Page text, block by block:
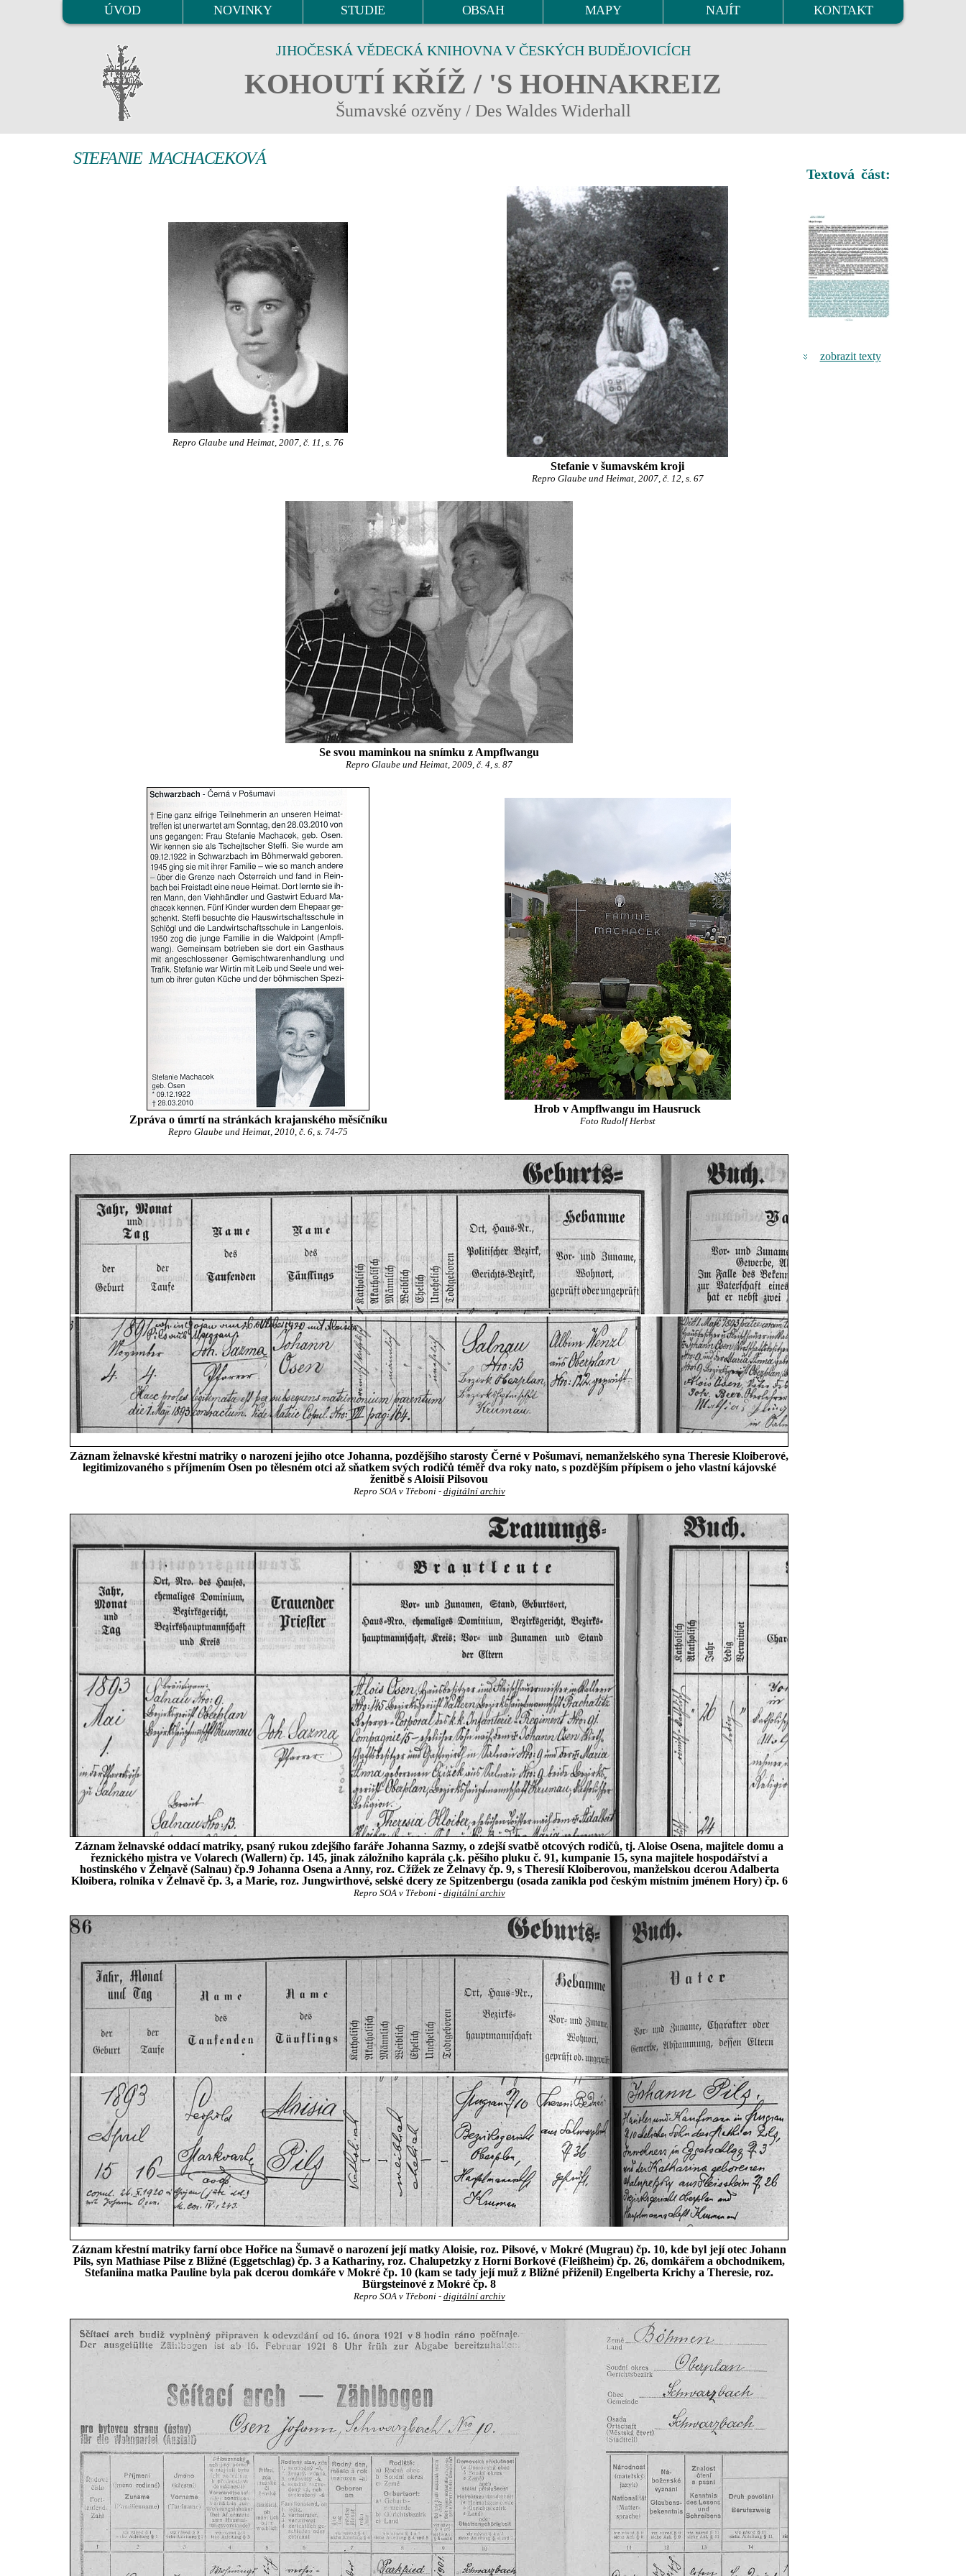
ÚVOD NOVINKY STUDIE OBSAH MAPY NAJÍT KONTAKT
JIHOČESKÁ VĚDECKÁ KNIHOVNA V ČESKÝCH BUDĚJOVICÍCH
KOHOUTÍ KŘÍŽ / 'S HOHNAKREIZ
Šumavské ozvěny / Des Waldes Widerhall
STEFANIE MACHACEKOVÁ
Repro Glaube und Heimat, 2007, č. 11, s. 76
Stefanie v šumavském kroji
Repro Glaube und Heimat, 2007, č. 12, s. 67
Se svou maminkou na snímku z Ampflwangu
Repro Glaube und Heimat, 2009, č. 4, s. 87
Zpráva o úmrtí na stránkách krajanského měsíčníku
Repro Glaube und Heimat, 2010, č. 6, s. 74-75
Hrob v Ampflwangu im Hausruck
Foto Rudolf Herbst
Záznam želnavské křestní matriky o narození jejího otce Johanna, pozdějšího starosty Černé v Pošumaví, nemanželského syna Theresie Kloiberové,
legitimizovaného s příjmením Osen po tělesném otci až sňatkem svých rodičů téměř dva roky nato, s pozdějším přípisem o jeho vlastní kájovské
ženitbě s Aloisií Pilsovou
Repro SOA v Třeboni - digitální archiv
Záznam želnavské oddací matriky, psaný rukou zdejšího faráře Johanna Sazmy, o zdejší svatbě otcových rodičů, tj. Aloise Osena, majitele domu a
řeznického mistra ve Volarech (Wallern) čp. 145, jinak záložního kaprála c.k. pěšího pluku č. 91, kumpanie 15, syna majitele hospodářství a
hostinského v Želnavě (Salnau) čp.9 Johanna Osena a Anny, roz. Cžížek ze Želnavy čp. 9, s Theresií Kloiberovou, manželskou dcerou Adalberta
Kloibera, rolníka v Želnavě čp. 3, a Marie, roz. Jungwirthové, selské dcery ze Spitzenbergu (osada zanikla pod českým místním jménem Hory) čp. 6
Repro SOA v Třeboni - digitální archiv
Záznam křestní matriky farní obce Hořice na Šumavě o narození její matky Aloisie, roz. Pilsové, v Mokré (Mugrau) čp. 10, kde byl její otec Johann
Pils, syn Mathiase Pilse z Bližné (Eggetschlag) čp. 3 a Kathariny, roz. Chalupetzky z Horní Borkové (Fleißheim) čp. 26, domkářem a obchodníkem,
Stefaniina matka Pauline byla pak dcerou domkáře v Mokré čp. 10 (kam se tady její muž z Bližné přiženil) Engelberta Krichy a Theresie, roz.
Bürgsteinové z Mokré čp. 8
Repro SOA v Třeboni - digitální archiv
Textová část:
zobrazit texty